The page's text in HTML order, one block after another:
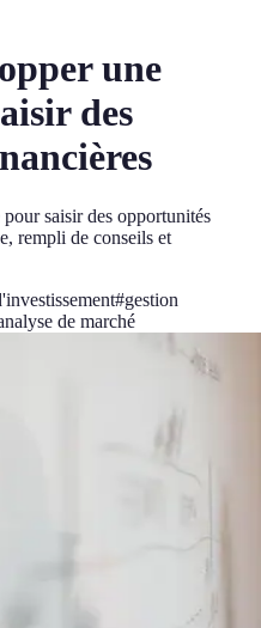
une
des
saisir des opportunités
rempli de conseils et
#gestion
de marché